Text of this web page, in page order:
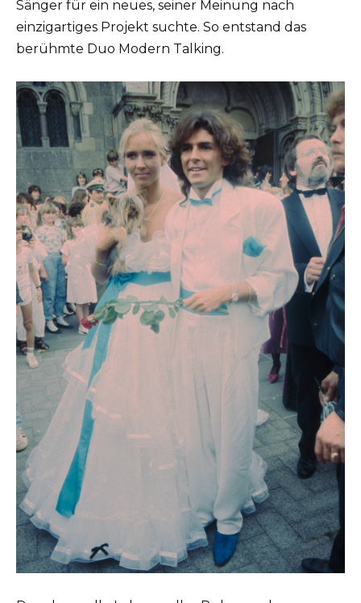
Sänger für ein neues, seiner Meinung nach
einzigartiges Projekt suchte. So entstand das
berühmte Duo Modern Talking.